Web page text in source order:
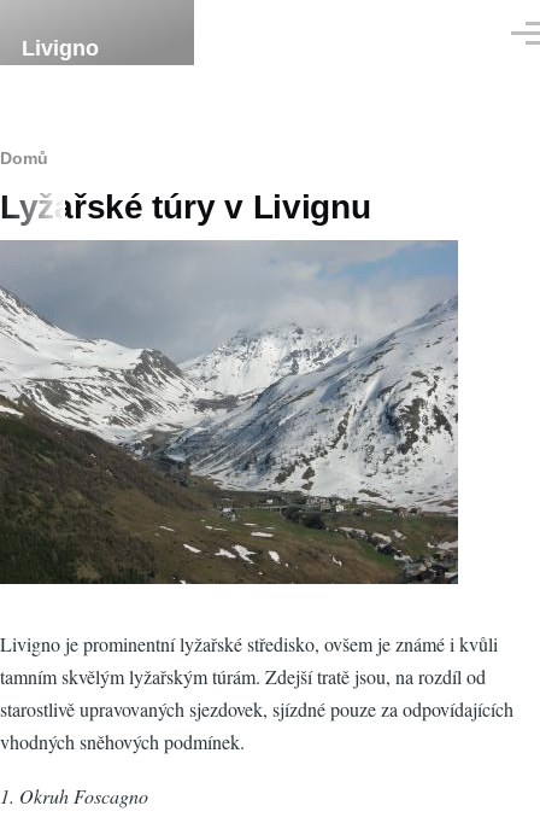
Livigno
Drobečková
navigace
Domů
Lyžařské túry v Livignu
Livigno je prominentní lyžařské středisko, ovšem je známé i kvůli
tamním skvělým lyžařským túrám. Zdejší tratě jsou, na rozdíl od
starostlivě upravovaných sjezdovek, sjízdné pouze za odpovídajících
vhodných sněhových podmínek.
1. Okruh Foscagno